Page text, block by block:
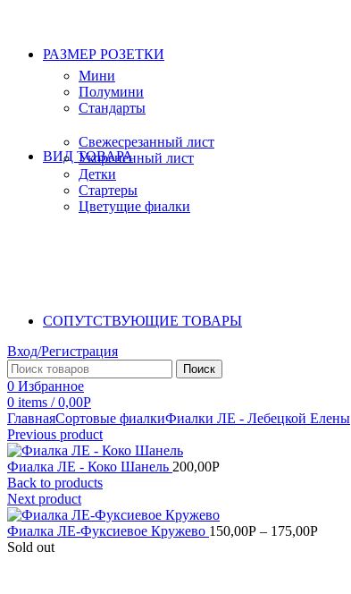
РАЗМЕР РОЗЕТКИ
Мини
Полумини
Стандарты
ВИД ТОВАРА
Свежесрезанный лист
Укорененный лист
Детки
Стартеры
Цветущие фиалки
СОПУТСТВУЮЩИЕ ТОВАРЫ
Вход/Регистрация
Поиск
0 Избранное
0 items / 0,00Р
ГлавнаяСортовые фиалкиФиалки ЛЕ - Лебецкой Елены
Previous product
Фиалка ЛЕ - Коко Шанель 200,00Р
Back to products
Next product
Фиалка ЛЕ-Фуксиевое Кружево 150,00Р – 175,00Р
Sold out